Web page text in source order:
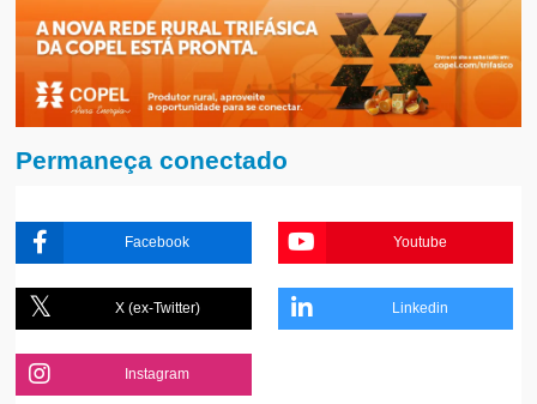
Permaneça conectado
Facebook Youtube
X (ex-Twitter) Linkedin
Instagram